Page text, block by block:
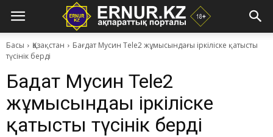
Басы Қазақстан
Бағдат Мусин Tele2 жұмысындағы іркіліске қатысты
түсінік берді
Бағдат Мусин Tele2
жұмысындағы іркіліске
қатысты түсінік берді